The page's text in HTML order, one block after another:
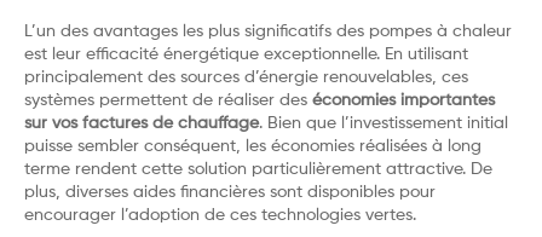
L’un des avantages les plus significatifs des pompes à chaleur
est leur efficacité énergétique exceptionnelle. En utilisant
principalement des sources d’énergie renouvelables, ces
systèmes permettent de réaliser des économies importantes
sur vos factures de chauffage. Bien que l’investissement initial
puisse sembler conséquent, les économies réalisées à long
terme rendent cette solution particulièrement attractive. De
plus, diverses aides financières sont disponibles pour
encourager l’adoption de ces technologies vertes.